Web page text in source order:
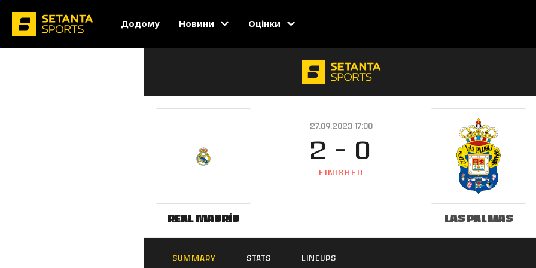
Додому Новини Оцінки
Real Madrid
27.09.2023 17:00
2 - 0
FINISHED
Las Palmas
SUMMARY STATS LINEUPS